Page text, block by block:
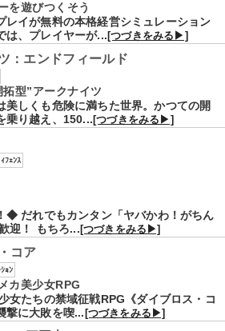
を遊びつくそう
レイが無料の本格経営シミュレーション
は、プレイヤーが...[つづきをみる▶]
：エンドフィールド
型”アークナイツ
しくも危険に満ちた世界。かつての開
乗り越え、150...[つづきをみる▶]
ﾌｪﾝｽ
だれでもカンタン「ヤバかわ！がちん
迎！ もちろ... [つづきをみる▶]
コア
ｮﾝ
カ美少女RPG
女たちの禁域征戦RPG《ダイブロス・コ
撃に大敗を喫... [つづきをみる▶]